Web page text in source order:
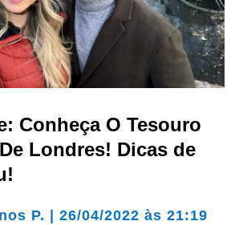
Conheça O Tesouro
Londres! Dicas de
P. 26/04/2022 às 21:19